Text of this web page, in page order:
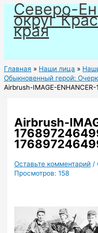
Перейти
содержимому
Северо-
округ
края
Главная Наши лица
Обыкновенный герой:
Airbrush-IMAGE-
Airbrush-
Оставьте комментарий /
Просмотров: 158